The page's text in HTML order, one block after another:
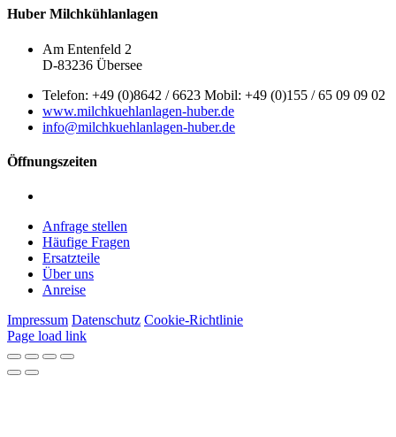
Huber Milchkühlanlagen
Am Entenfeld 2
D-83236 Übersee
Telefon: +49 (0)8642 / 6623 Mobil: +49 (0)155 / 65 09 09 02
www.milchkuehlanlagen-huber.de
info@milchkuehlanlagen-huber.de
Öffnungszeiten
Anfrage stellen
Häufige Fragen
Ersatzteile
Über uns
Anreise
Impressum Datenschutz Cookie-Richtlinie
Page load link